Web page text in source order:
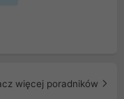
więcej poradników